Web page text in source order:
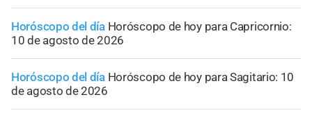
Horóscopo del día Horóscopo de hoy para Capricornio:
10 de agosto de 2026
Horóscopo del día Horóscopo de hoy para Sagitario: 10
de agosto de 2026